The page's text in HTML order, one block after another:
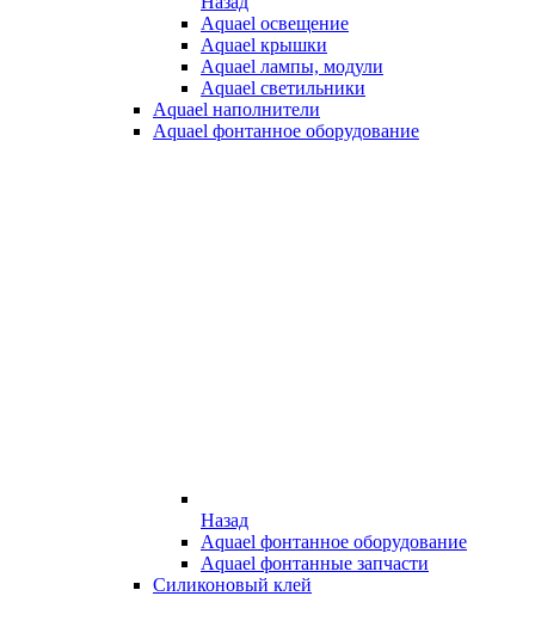
Aquael освещение
Aquael крышки
Aquael лампы, модули
Aquael светильники
Aquael наполнители
Aquael фонтанное оборудование
Назад
Aquael фонтанное оборудование
Aquael фонтанные запчасти
Силиконовый клей